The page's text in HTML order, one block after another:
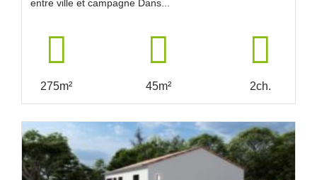
entre ville et campagne Dans...
275m² 45m² 2ch.